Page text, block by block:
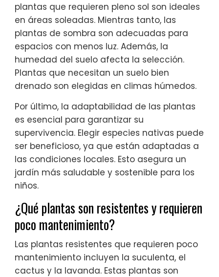
plantas que requieren pleno sol son ideales
en áreas soleadas. Mientras tanto, las
plantas de sombra son adecuadas para
espacios con menos luz. Además, la
humedad del suelo afecta la selección.
Plantas que necesitan un suelo bien
drenado son elegidas en climas húmedos.
Por último, la adaptabilidad de las plantas
es esencial para garantizar su
supervivencia. Elegir especies nativas puede
ser beneficioso, ya que están adaptadas a
las condiciones locales. Esto asegura un
jardín más saludable y sostenible para los
niños.
¿Qué plantas son resistentes y requieren
poco mantenimiento?
Las plantas resistentes que requieren poco
mantenimiento incluyen la suculenta, el
cactus y la lavanda. Estas plantas son